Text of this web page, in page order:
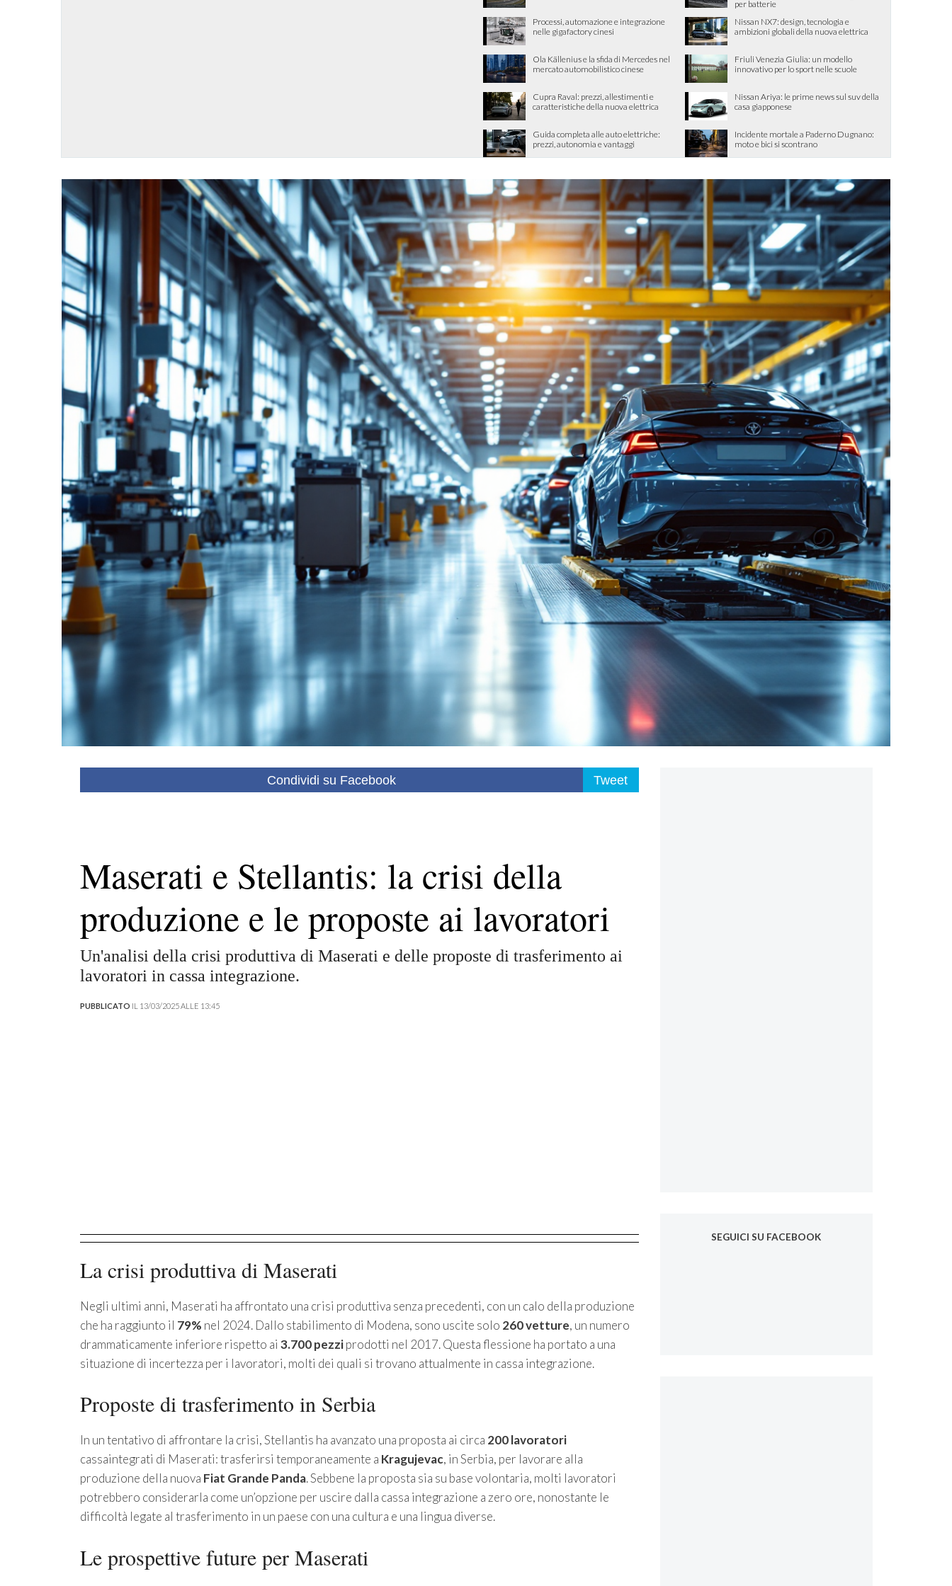
per batterie
Processi, automazione e integrazione
nelle gigafactory cinesi
Nissan NX7: design, tecnologia e
ambizioni globali della nuova elettrica
Ola Källenius e la sfida di Mercedes nel
mercato automobilistico cinese
Friuli Venezia Giulia: un modello
innovativo per lo sport nelle scuole
Cupra Raval: prezzi, allestimenti e
caratteristiche della nuova elettrica
Nissan Ariya: le prime news sul suv della
casa giapponese
Guida completa alle auto elettriche:
prezzi, autonomia e vantaggi
Incidente mortale a Paderno Dugnano:
moto e bici si scontrano
Condividi su Facebook Tweet
Maserati e Stellantis: la crisi della
produzione e le proposte ai lavoratori
Un'analisi della crisi produttiva di Maserati e delle proposte di trasferimento ai
lavoratori in cassa integrazione.
PUBBLICATO IL 13/03/2025 ALLE 13:45
La crisi produttiva di Maserati
Negli ultimi anni, Maserati ha affrontato una crisi produttiva senza precedenti, con un calo della produzione
che ha raggiunto il 79% nel 2024. Dallo stabilimento di Modena, sono uscite solo 260 vetture, un numero
drammaticamente inferiore rispetto ai 3.700 pezziprodotti nel 2017. Questa flessione ha portato a una
situazione di incertezza per i lavoratori, molti dei quali si trovano attualmente in cassa integrazione.
Proposte di trasferimento in Serbia
In un tentativo di affrontare la crisi, Stellantis ha avanzato una proposta ai circa 200 lavoratori
cassaintegrati di Maserati: trasferirsi temporaneamente a Kragujevac, in Serbia, per lavorare alla
produzione della nuova Fiat Grande Panda. Sebbene la proposta sia su base volontaria, molti lavoratori
potrebbero considerarla come un’opzione per uscire dalla cassa integrazione a zero ore, nonostante le
difficoltà legate al trasferimento in un paese con una cultura e una lingua diverse.
Le prospettive future per Maserati
SEGUICI SU FACEBOOK